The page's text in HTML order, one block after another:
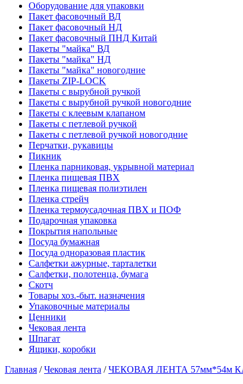
Оборудование для упаковки
Пакет фасовочный ВД
Пакет фасовочный НД
Пакет фасовочный ПНД Китай
Пакеты "майка" ВД
Пакеты "майка" НД
Пакеты "майка" новогодние
Пакеты ZIP-LOCK
Пакеты с вырубной ручкой
Пакеты с вырубной ручкой новогодние
Пакеты с клеевым клапаном
Пакеты с петлевой ручкой
Пакеты с петлевой ручкой новогодние
Перчатки, рукавицы
Пикник
Пленка парниковая, укрывной материал
Пленка пищевая ПВХ
Пленка пищевая полиэтилен
Пленка стрейч
Пленка термоусадочная ПВХ и ПОФ
Подарочная упаковка
Покрытия напольные
Посуда бумажная
Посуда одноразовая пластик
Салфетки ажурные, тарталетки
Салфетки, полотенца, бумага
Скотч
Товары хоз.-быт. назначения
Упаковочные материалы
Ценники
Чековая лента
Шпагат
Ящики, коробки
Главная /Чековая лента /ЧЕКОВАЯ ЛЕНТА 57мм*54м